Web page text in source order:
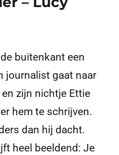
buitenkant een
journalist gaat naar
zijn nichtje Ettie
hem te schrijven.
dan hij dacht.
heel beeldend: Je